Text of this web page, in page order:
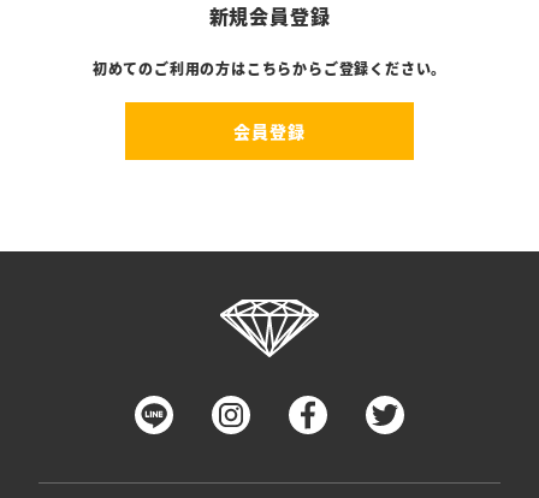
新規会員登録
初めてのご利用の方はこちらからご登録ください。
会員登録